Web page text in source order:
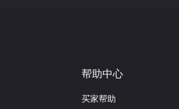
帮助中心
买家帮助